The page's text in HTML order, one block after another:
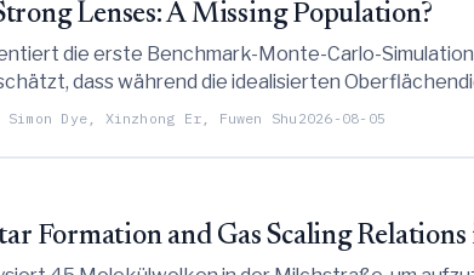
Lenses: A Missing Population?
die erste Benchmark-Monte-Carlo-
schätzt, dass während die idealisierten
führen kann, null Systeme zu
Dye, Xinzhong Er, Fuwen Shu 2026-08-05
Formation and Gas Scaling